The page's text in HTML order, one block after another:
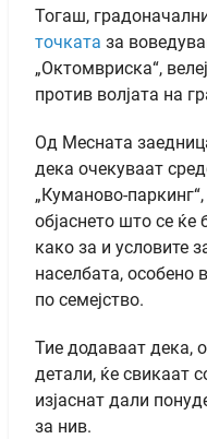
Тогаш,
точката за
„Октомвриска“,
против волјата на
Од Месната
дека очекуваат
„Куманово-
објаснето што се ќе
како за и условите
населбата, особено
по семејство.
Тие додаваат дека,
детали, ќе свикаат
изјаснат дали
за нив.